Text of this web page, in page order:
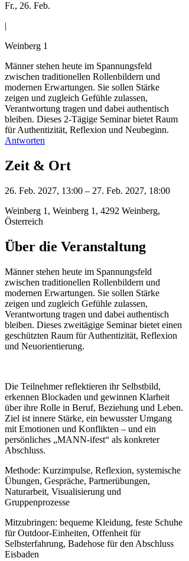
Fr., 26. Feb.
|
Weinberg 1
Männer stehen heute im Spannungsfeld
zwischen traditionellen Rollenbildern und
modernen Erwartungen. Sie sollen Stärke
zeigen und zugleich Gefühle zulassen,
Verantwortung tragen und dabei authentisch
bleiben. Dieses 2-Tägige Seminar bietet Raum
für Authentizität, Reflexion und Neubeginn.
Antworten
Zeit & Ort
26. Feb. 2027, 13:00 – 27. Feb. 2027, 18:00
Weinberg 1, Weinberg 1, 4292 Weinberg,
Österreich
Über die Veranstaltung
Männer stehen heute im Spannungsfeld
zwischen traditionellen Rollenbildern und
modernen Erwartungen. Sie sollen Stärke
zeigen und zugleich Gefühle zulassen,
Verantwortung tragen und dabei authentisch
bleiben. Dieses zweitägige Seminar bietet einen
geschützten Raum für Authentizität, Reflexion
und Neuorientierung.
Die Teilnehmer reflektieren ihr Selbstbild,
erkennen Blockaden und gewinnen Klarheit
über ihre Rolle in Beruf, Beziehung und Leben.
Ziel ist innere Stärke, ein bewusster Umgang
mit Emotionen und Konflikten – und ein
persönliches „MANN-ifest“ als konkreter
Abschluss.
Methode: Kurzimpulse, Reflexion, systemische
Übungen, Gespräche, Partnerübungen,
Naturarbeit, Visualisierung und
Gruppenprozesse
Mitzubringen: bequeme Kleidung, feste Schuhe
für Outdoor-Einheiten, Offenheit für
Selbsterfahrung, Badehose für den Abschluss
Eisbaden